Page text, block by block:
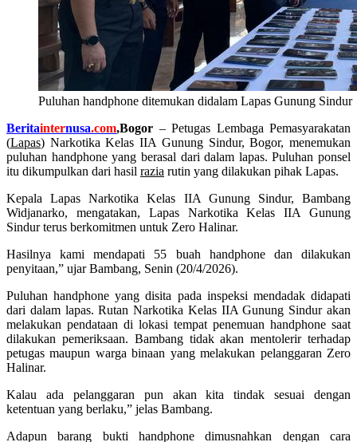
Puluhan handphone ditemukan didalam Lapas Gunung Sindur
Beritainternusa.com,Bogor – Petugas Lembaga Pemasyarakatan
(Lapas) Narkotika Kelas IIA Gunung Sindur, Bogor, menemukan
puluhan handphone yang berasal dari dalam lapas. Puluhan ponsel
itu dikumpulkan dari hasil razia rutin yang dilakukan pihak Lapas.
Kepala Lapas Narkotika Kelas IIA Gunung Sindur, Bambang
Widjanarko, mengatakan, Lapas Narkotika Kelas IIA Gunung
Sindur terus berkomitmen untuk Zero Halinar.
Hasilnya kami mendapati 55 buah handphone dan dilakukan
penyitaan,” ujar Bambang, Senin (20/4/2026).
Puluhan handphone yang disita pada inspeksi mendadak didapati
dari dalam lapas. Rutan Narkotika Kelas IIA Gunung Sindur akan
melakukan pendataan di lokasi tempat penemuan handphone saat
dilakukan pemeriksaan. Bambang tidak akan mentolerir terhadap
petugas maupun warga binaan yang melakukan pelanggaran Zero
Halinar.
Kalau ada pelanggaran pun akan kita tindak sesuai dengan
ketentuan yang berlaku,” jelas Bambang.
Adapun barang bukti handphone dimusnahkan dengan cara